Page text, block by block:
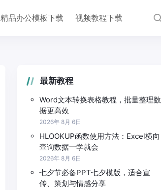
精品办公模板下载 视频教程下载
最新教程
Word文本转换表格教程，批量整理数
据更高效
2026年 8月 6日
HLOOKUP函数使用方法：Excel横向
查询数据一学就会
2026年 8月 6日
七夕节必备PPT七夕模版，适合宣
传、策划与情感分享